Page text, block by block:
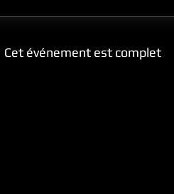
Cet événement est complet